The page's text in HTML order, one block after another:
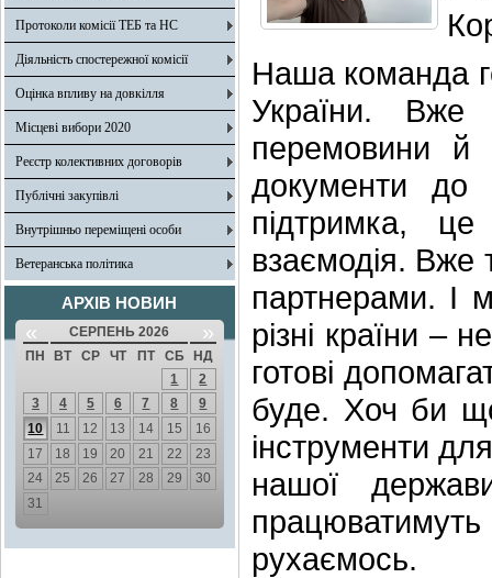
Протоколи комісії ТЕБ та НС
Діяльність спостережної комісії
Оцінка впливу на довкілля
Місцеві вибори 2020
Реєстр колективних договорів
Публічні закупівлі
Внутрішньо переміщені особи
Ветеранська політика
АРХІВ НОВИН
« СЕРПЕНЬ 2026 »
ПН ВТ СР ЧТ ПТ СБ
НД
1
2
3
4 5 6 7 8
9
10
11 12 13 14 15
16
17
18 19 20 21 22
23
24
25 26 27 28 29
30
31
Наша команда
України.
перемовини й
документи до
підтримка,
взаємодія. Вже
партнерами. І
різні країни –
готові
буде. Хоч би що
інструменти
нашої
рухаємось.